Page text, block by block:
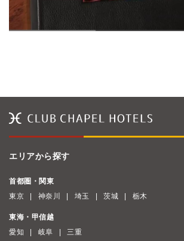
エリアから探す
首都圏・関東
東京
神奈川 埼玉 茨城 栃木
東海・甲信越
愛知
岐阜 三重